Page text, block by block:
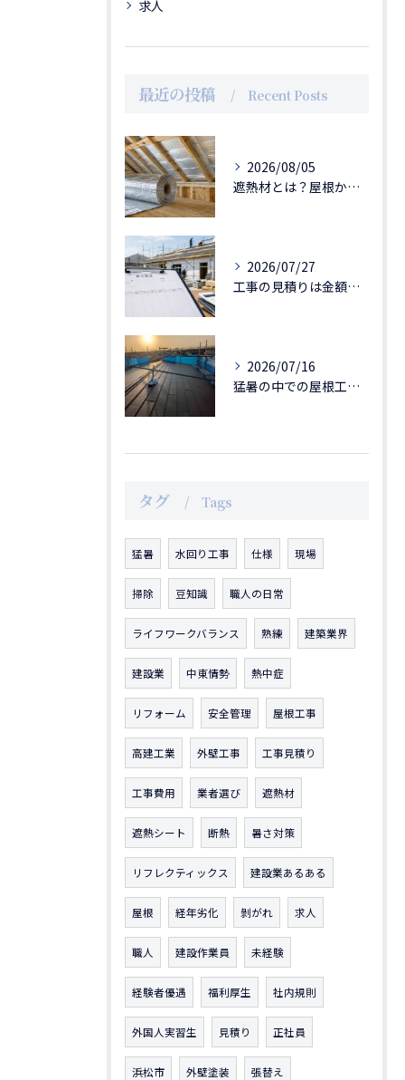
求人
最近の投稿 Recent Posts
2026/08/05
遮熱材とは？屋根からの暑さ対策と断熱材との違い
2026/07/27
工事の見積りは金額だけで決めてよいのか｜見積内容と説明の大切さ
2026/07/16
猛暑の中での屋根工事｜職人の安全を第一に
タグ Tags
猛暑 水回り工事 仕様 現場
掃除 豆知識 職人の日常
ライフワークバランス 熟練 建築業界
建設業 中東情勢 熱中症
リフォーム 安全管理 屋根工事
高建工業 外壁工事 工事見積り
工事費用 業者選び 遮熱材
遮熱シート 断熱 暑さ対策
リフレクティックス 建設業あるある
屋根 経年劣化 剝がれ 求人
職人 建設作業員 未経験
経験者優遇 福利厚生 社内規則
外国人実習生 見積り 正社員
浜松市 外壁塗装 張替え